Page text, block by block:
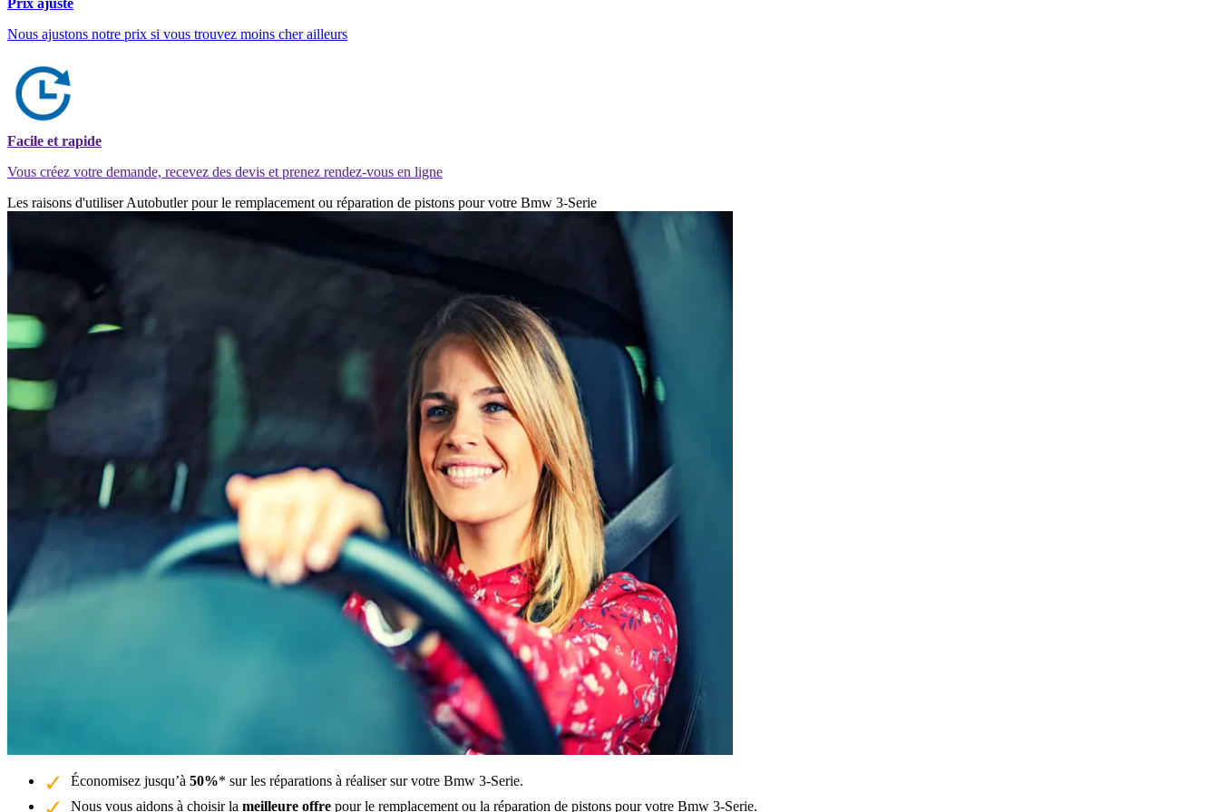
Nous ajustons notre prix si vous trouvez moins cher ailleurs
Facile et rapide
Vous créez votre demande, recevez des devis et prenez rendez-vous en ligne
Les raisons d'utiliser Autobutler pour le remplacement ou réparation de pistons pour votre Bmw 3-Serie
Économisez jusqu’à 50%* sur les réparations à réaliser sur votre Bmw 3-Serie.
Nous vous aidons à choisir la meilleure offre pour le remplacement ou la réparation de pistons pour votre Bmw 3-Serie.